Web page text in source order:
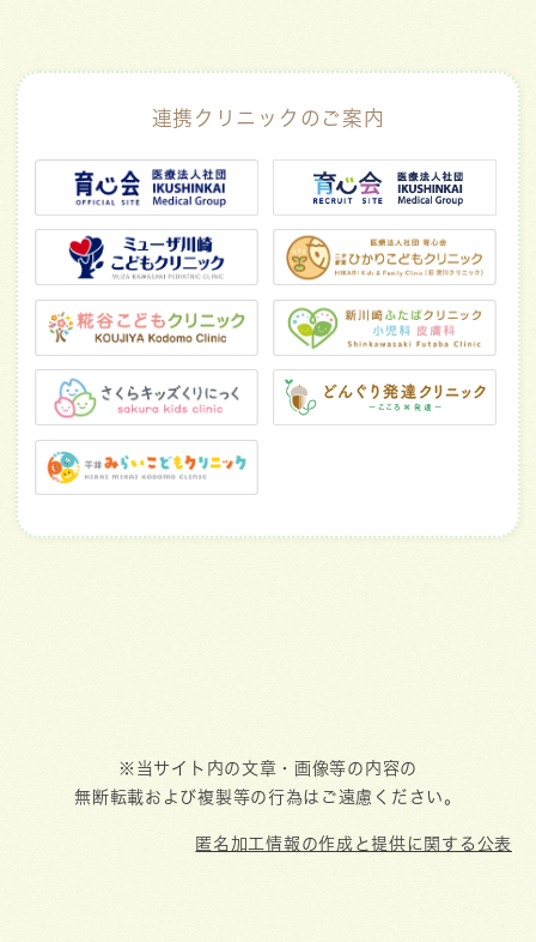
連携クリニックのご案内
※当サイト内の文章・画像等の内容の
無断転載および複製等の行為はご遠慮ください。
匿名加工情報の作成と提供に関する公表